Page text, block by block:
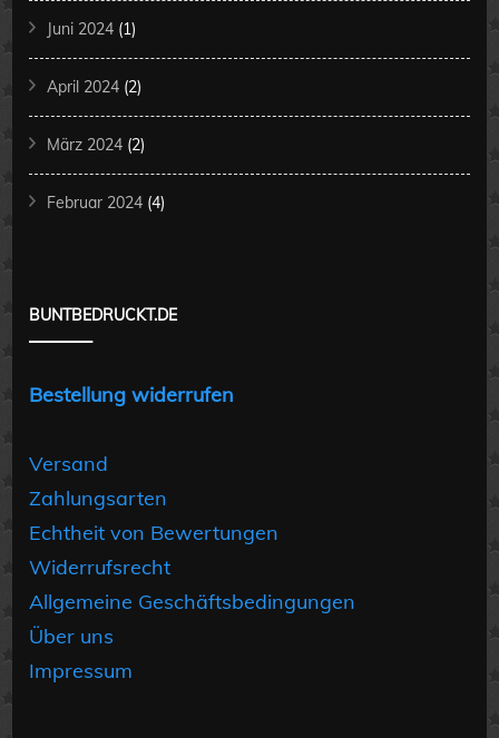
Juni 2024 (1)
April 2024 (2)
März 2024 (2)
Februar 2024 (4)
BUNTBEDRUCKT.DE
Bestellung widerrufen
Versand
Zahlungsarten
Echtheit von Bewertungen
Widerrufsrecht
Allgemeine Geschäftsbedingungen
Über uns
Impressum